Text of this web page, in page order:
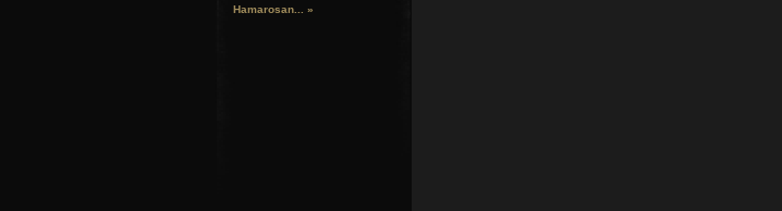
Hamarosan... »